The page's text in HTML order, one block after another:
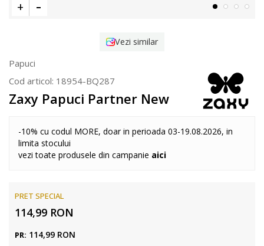
Vezi similar
Papuci
Cod articol: 18954-BQ287
Zaxy Papuci Partner New
-10% cu codul MORE, doar in perioada 03-19.08.2026, in
limita stocului
vezi toate produsele din campanie aici
PRET SPECIAL
114,99 RON
PR: 114,99 RON